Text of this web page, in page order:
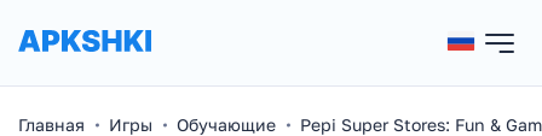
Главная Игры Обучающие Pepi Super Stores: Fun &